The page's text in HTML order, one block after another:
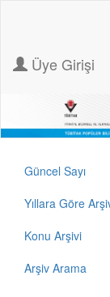
Üye Girişi
Güncel Sayı
Yıllara Göre
Konu Arşivi
Arşiv Arama